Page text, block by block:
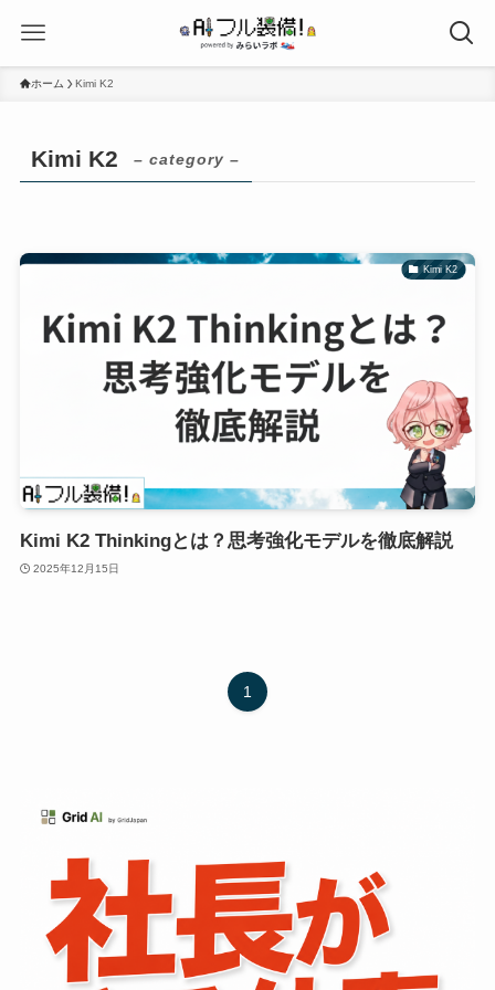
ホーム Kimi K2
Kimi K2 – category –
Kimi K2
Kimi K2 Thinkingとは？思考強化モデルを徹底解説
2025年12月15日
1